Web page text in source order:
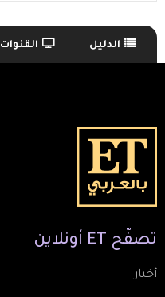
الدليل القنوات
تصفّح ET أونلاين
أخبار